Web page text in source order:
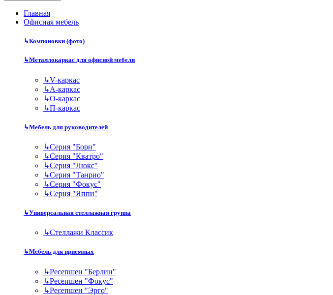
Главная
Офисная мебель
↳Компоновки (фото)
↳Металлокаркас для офисной мебели
↳V-каркас
↳А-каркас
↳О-каркас
↳П-каркас
↳Мебель для руководителей
↳Серия "Борн"
↳Серия "Кватро"
↳Серия "Люкс"
↳Серия "Танрио"
↳Серия "Фокус"
↳Серия "Яппи"
↳Универсальная стеллажная группа
↳Стеллажи Классик
↳Мебель для приемных
↳Ресепшен "Берлин"
↳Ресепшен "Фокус"
↳Ресепшен "Эрго"